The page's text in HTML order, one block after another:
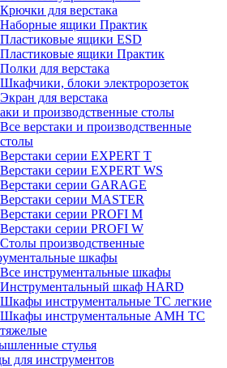
Крючки для верстака
Наборные ящики Практик
Пластиковые ящики ESD
Пластиковые ящики Практик
Полки для верстака
Шкафчики, блоки электророзеток
Экран для верстака
и производственные столы
Все верстаки и производственные
столы
Верстаки серии EXPERT T
Верстаки серии EXPERT WS
Верстаки серии GARAGE
Верстаки серии MASTER
Верстаки серии PROFI M
Верстаки серии PROFI W
Столы производственные
шкафы
Все инструментальные шкафы
Инструментальный шкаф HARD
Шкафы инструментальные ТС легкие
Шкафы инструментальные AMH TC
тяжелые
стулья
для инструментов